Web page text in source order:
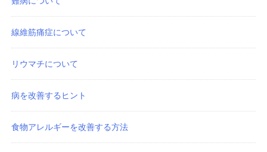
線維筋痛症について
リウマチについて
病を改善するヒント
食物アレルギーを改善する方法